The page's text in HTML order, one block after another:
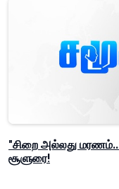
"சிறை அல்லது
சூளுரை!